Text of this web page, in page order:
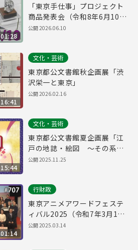
01:28
「東京手仕事」プロジェクト
商品発表会（令和8年6月10日
東京デイリーニュース
公開2026.06.10
16:41
文化・芸術
東京都公文書館秋企画展「渋
沢栄一と東京」
公開2026.02.16
15:44
文化・芸術
東京都公文書館夏企画展「江
戸の地誌・絵図 ～その系譜
をたどる」
公開2025.11.25
01:14
行財政
東京アニメアワードフェステ
ィバル2025（令和7年3月14
日 東京デイリーニュース
公開2025.03.14